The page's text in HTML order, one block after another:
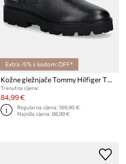
Extra -5% s kodom: OFF*
Trenutna cijena:
84,99 €
Regularna cijena:169,90 €
Najniža cijena:88,99 €